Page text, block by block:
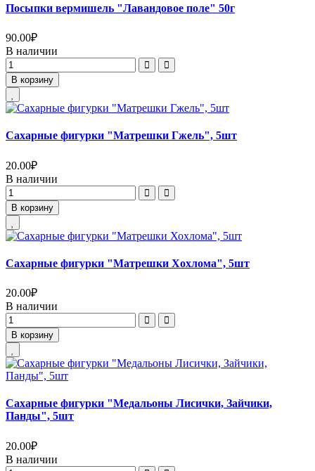
Посыпки вермишель "Лавандовое поле" 50г
90.00₽
В наличии
В корзину
Сахарные фигурки "Матрешки Гжель", 5шт
20.00₽
В наличии
В корзину
Сахарные фигурки "Матрешки Хохлома", 5шт
20.00₽
В наличии
В корзину
Сахарные фигурки "Медальоны Лисички, Зайчики,
Панды", 5шт
20.00₽
В наличии